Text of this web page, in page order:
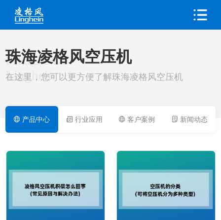
PRODUCT
Linghein
珠海凌格风空压机
在这里，您可以更方便了解珠海凌格风空压机
产品中心 行业应用 客户案例 新闻动态